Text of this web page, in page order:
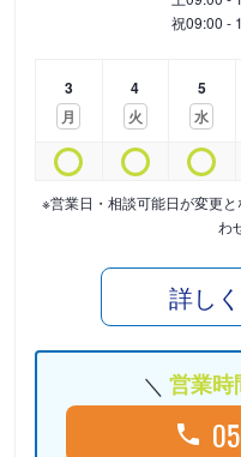
祝09:00 -
3
月
4
火
5
水
※営業日・相談可能日が変更
わ
詳し
営業時